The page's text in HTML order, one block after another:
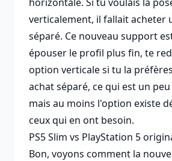
verticalement, il fallait acheter
séparé. Ce nouveau support
épouser le profil plus fin, te
option verticale si tu la
achat séparé, ce qui est un
mais au moins l'option existe
ceux qui en ont besoin.
PS5 Slim vs PlayStation 5
Bon, voyons comment la